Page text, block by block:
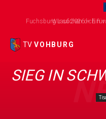
Fuchsburg Lauf 2026 – Ein
Wir suchen dich für
TV VOHBURG
SIEG IN